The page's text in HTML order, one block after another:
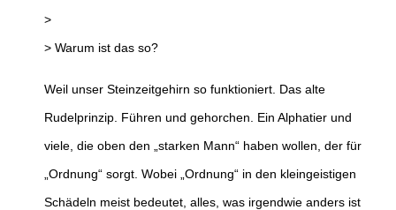
>
> Warum ist das so?
Weil unser Steinzeitgehirn so funktioniert. Das alte
Rudelprinzip. Führen und gehorchen. Ein Alphatier und
viele, die oben den „starken Mann“ haben wollen, der für
„Ordnung“ sorgt. Wobei „Ordnung“ in den kleingeistigen
Schädeln meist bedeutet, alles, was irgendwie anders ist